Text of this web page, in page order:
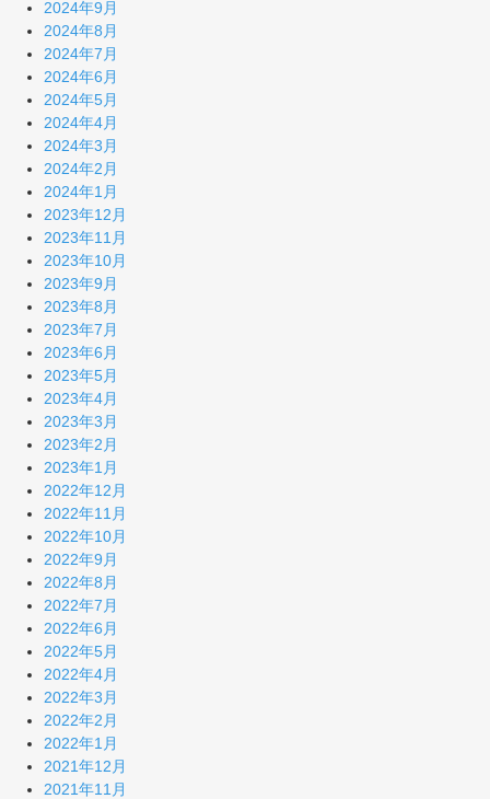
2024年9月
2024年8月
2024年7月
2024年6月
2024年5月
2024年4月
2024年3月
2024年2月
2024年1月
2023年12月
2023年11月
2023年10月
2023年9月
2023年8月
2023年7月
2023年6月
2023年5月
2023年4月
2023年3月
2023年2月
2023年1月
2022年12月
2022年11月
2022年10月
2022年9月
2022年8月
2022年7月
2022年6月
2022年5月
2022年4月
2022年3月
2022年2月
2022年1月
2021年12月
2021年11月